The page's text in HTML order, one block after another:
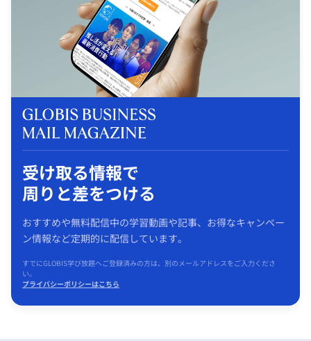
受け取る情報で
周りと差をつける
おすすめや無料配信中の学習動画や記事、お得なキャンペー
ン情報など定期的に配信しています。
すでにGLOBIS学び放題へご登録済みの方は、別のメールアドレスをご入力くださ
い。
プライバシーポリシーはこちら